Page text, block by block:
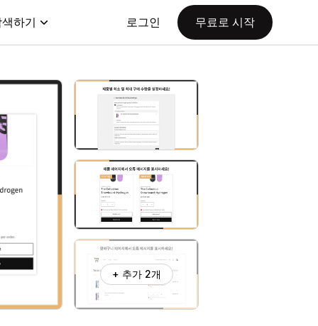
하기 로그인 무료로 시작
+ 추가 2개